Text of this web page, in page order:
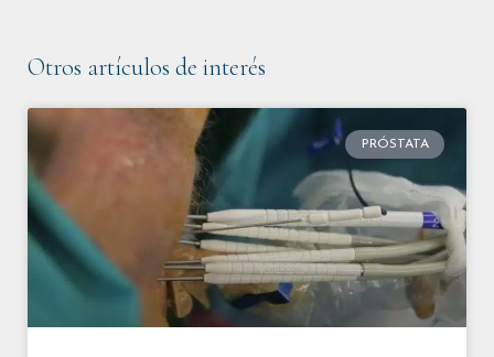
Otros artículos de interés
PRÓSTATA